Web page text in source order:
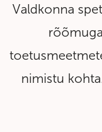
Valdkonna
nimistu